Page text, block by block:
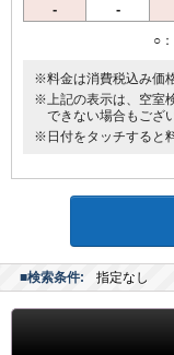
- -
○
※料金は消費税込み価
※上記の表示は、空室
できない場合もござ
※日付をタッチすると
■検索条件: 指定なし